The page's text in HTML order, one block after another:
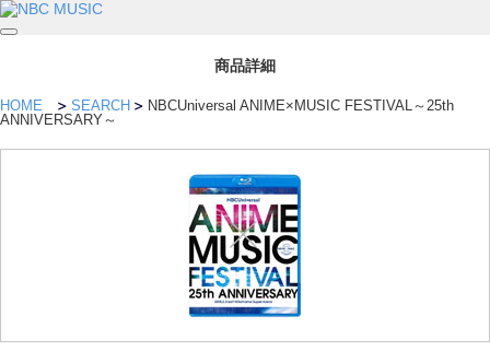
商品詳細
HOME SEARCH
NBCUniversal ANIME×MUSIC FESTIVAL～25th
ANNIVERSARY～